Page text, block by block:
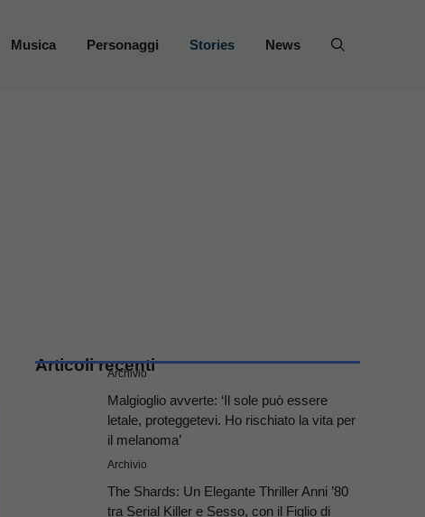
Musica Personaggi Stories News
Articoli recenti
Archivio
Malgioglio avverte: ‘Il sole può essere
letale, proteggetevi. Ho rischiato la vita per
il melanoma’
Archivio
The Shards: Un Elegante Thriller Anni ’80
tra Serial Killer e Sesso, con il Figlio di